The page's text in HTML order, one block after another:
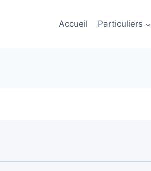
Accueil Particuliers